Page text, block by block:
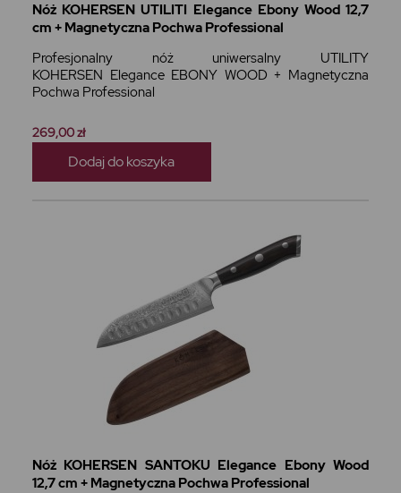
Nóż KOHERSEN UTILITI Elegance Ebony Wood 12,7
cm + Magnetyczna Pochwa Professional
Profesjonalny nóż uniwersalny UTILITY
KOHERSEN Elegance EBONY WOOD + Magnetyczna
Pochwa Professional
269,00 zł
Dodaj do koszyka
Nóż KOHERSEN SANTOKU Elegance Ebony Wood
12,7 cm + Magnetyczna Pochwa Professional